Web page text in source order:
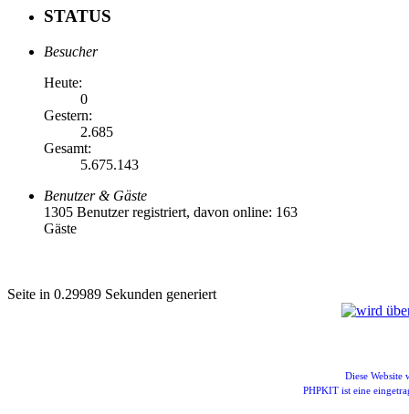
STATUS
Besucher
Heute:
0
Gestern:
2.685
Gesamt:
5.675.143
Benutzer & Gäste
1305 Benutzer registriert, davon online: 163
Gäste
Seite in 0.29989 Sekunden generiert
Diese Website
PHPKIT ist eine